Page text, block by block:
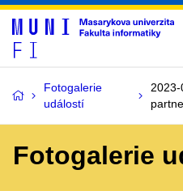
Fotogalerie
událostí
Fotogalerie